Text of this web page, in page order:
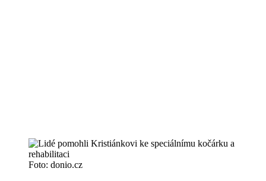
Foto: donio.cz